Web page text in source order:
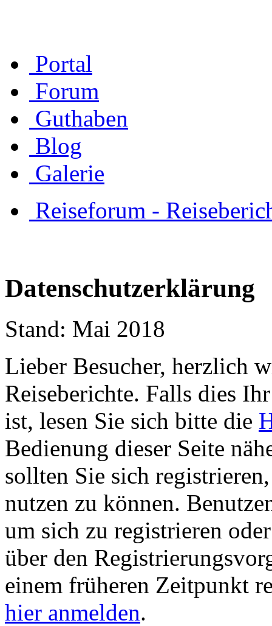
Portal
Forum
Guthaben
Blog
Galerie
Reiseforum -
Datenschutzerklärung
Stand: Mai 2018
Lieber Besucher, herzlich
Reiseberichte. Falls dies
ist, lesen Sie sich bitte die
Bedienung dieser Seite
sollten Sie sich
nutzen zu können.
um sich zu registrieren
über den
einem früheren Zeitpunkt
hier anmelden.